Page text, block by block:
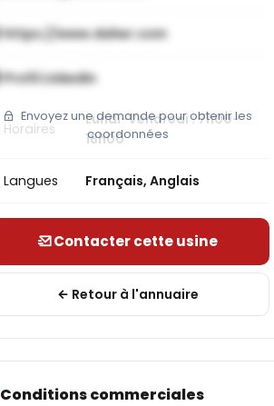
https://www.daher.com
Profil LinkedIn
Envoyez une demande pour obtenir les
coordonnées
Horaires
Lundi-Vendredi : 7h00-
18h00
Langues Français, Anglais
Contacter cette usine
Retour à l'annuaire
Conditions commerciales